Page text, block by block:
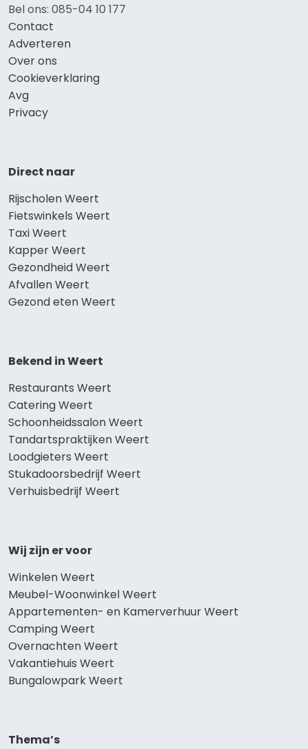
Bel ons: 085-04 10 177
Contact
Adverteren
Over ons
Cookieverklaring
Avg
Privacy
Direct naar
Rijscholen Weert
Fietswinkels Weert
Taxi Weert
Kapper Weert
Gezondheid Weert
Afvallen Weert
Gezond eten Weert
Bekend in Weert
Restaurants Weert
Catering Weert
Schoonheidssalon Weert
Tandartspraktijken Weert
Loodgieters Weert
Stukadoorsbedrijf Weert
Verhuisbedrijf Weert
Wij zijn er voor
Winkelen Weert
Meubel-Woonwinkel Weert
Appartementen- en Kamerverhuur Weert
Camping Weert
Overnachten Weert
Vakantiehuis Weert
Bungalowpark Weert
Thema’s